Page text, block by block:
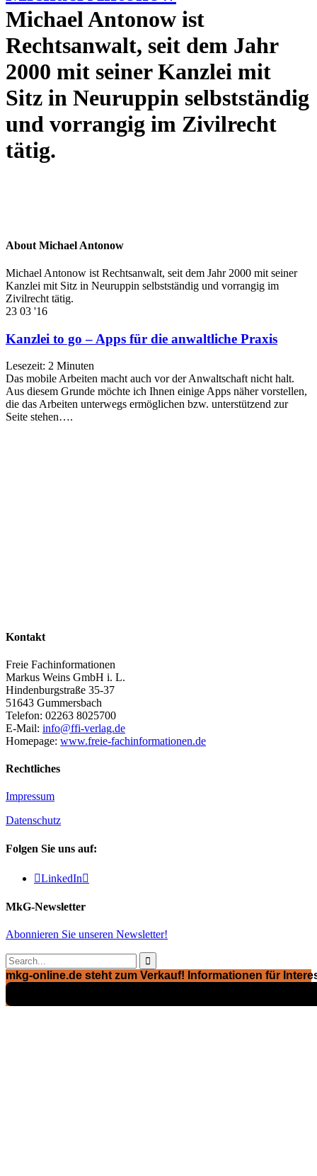
Michael Antonow ist
Rechtsanwalt, seit dem Jahr
2000 mit seiner Kanzlei mit
Sitz in Neuruppin selbstständig
und vorrangig im Zivilrecht
tätig.
About Michael Antonow
Michael Antonow ist Rechtsanwalt, seit dem Jahr 2000 mit seiner
Kanzlei mit Sitz in Neuruppin selbstständig und vorrangig im
Zivilrecht tätig.
23 03 '16
Kanzlei to go – Apps für die anwaltliche Praxis
Lesezeit: 2 Minuten
Das mobile Arbeiten macht auch vor der Anwaltschaft nicht halt.
Aus diesem Grunde möchte ich Ihnen einige Apps näher vorstellen,
die das Arbeiten unterwegs ermöglichen bzw. unterstützend zur
Seite stehen….
Kontakt
Freie Fachinformationen
Markus Weins GmbH i. L.
Hindenburgstraße 35-37
51643 Gummersbach
Telefon: 02263 8025700
E-Mail: info@ffi-verlag.de
Homepage: www.freie-fachinformationen.de
Rechtliches
Impressum
Datenschutz
Folgen Sie uns auf:
LinkedIn
MkG-Newsletter
Abonnieren Sie unseren Newsletter!

mkg-online.de steht zum Verkauf! Informationen für